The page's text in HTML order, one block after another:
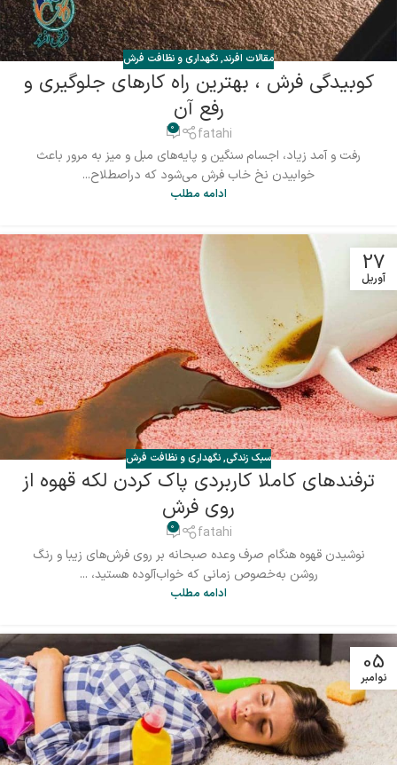
مقالات افرند,نگهداری و نظافت فرش
کوبیدگی فرش ، بهترین راه کارهای جلوگیری و
رفع آن
fatahi
0
رفت و آمد زیاد، اجسام سنگین و پایه‌های مبل و میز به ‌مرور باعث
خوابیدن نخ خاب فرش می‌شود که دراصطلاح...
ادامه مطلب
27
آوریل
سبک زندگی,نگهداری و نظافت فرش
ترفندهای کاملا کاربردی پاک کردن لکه قهوه از
روی فرش
fatahi
0
نوشیدن قهوه هنگام صرف وعده صبحانه بر روی فرش‌های زیبا و رنگ
روشن به‌خصوص زمانی که خواب‌آلوده هستید، ...
ادامه مطلب
05
نوامبر